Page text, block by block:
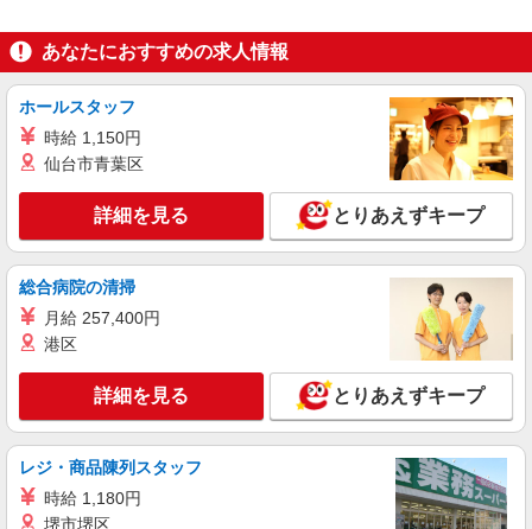
あなたにおすすめの求人情報
ホールスタッフ
時給 1,150円
仙台市青葉区
詳細を見る とりあえずキープ
総合病院の清掃
月給 257,400円
港区
詳細を見る とりあえずキープ
レジ・商品陳列スタッフ
時給 1,180円
堺市堺区